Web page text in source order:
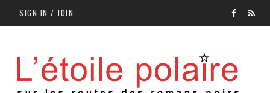
SIGN IN / JOIN